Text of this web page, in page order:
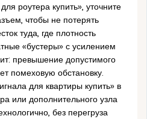
роутера купить», уточните
чтобы не потерять
туда, где плотность
«бустеры» с усилением
превышение допустимого
помеховую обстановку.
для квартиры купить» в
или дополнительного узла
без перегруза